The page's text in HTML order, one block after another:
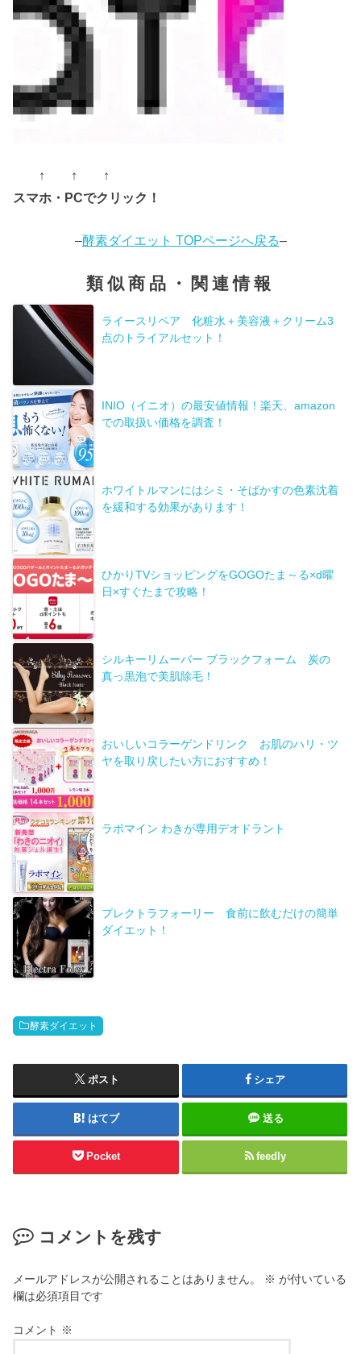
↑ ↑ ↑
スマホ・PCでクリック！
–酵素ダイエット TOPページへ戻る–
類似商品・関連情報
ライースリペア 化粧水＋美容液＋クリーム3
点のトライアルセット！
INIO（イニオ）の最安値情報！楽天、amazon
での取扱い価格を調査！
ホワイトルマンにはシミ・そばかすの色素沈着
を緩和する効果があります！
ひかりTVショッピングをGOGOたま～る×d曜
日×すぐたまで攻略！
シルキーリムーバー ブラックフォーム 炭の
真っ黒泡で美肌除毛！
おいしいコラーゲンドリンク お肌のハリ・ツ
ヤを取り戻したい方におすすめ！
ラポマイン わきが専用デオドラント
プレクトラフォーリー 食前に飲むだけの簡単
ダイエット！
酵素ダイエット
ポスト シェア
はてブ 送る
Pocket feedly
コメントを残す
メールアドレスが公開されることはありません。 ※ が付いている
欄は必須項目です
コメント ※